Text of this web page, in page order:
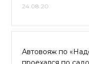
24.08.20
Автовояж по